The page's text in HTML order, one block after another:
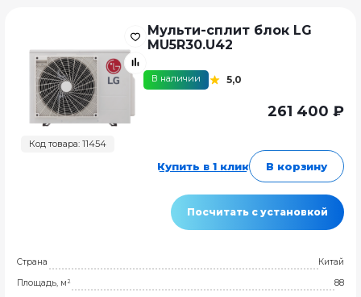
Код товара: 11454
Мульти-сплит блок LG
MU5R30.U42
В наличии 5,0
261 400 ₽
Купить в 1 клик В корзину
Посчитать с установкой
Страна
Китай
Площадь, м²
88